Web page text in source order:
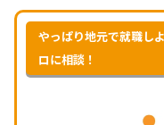
やっぱり地元で就職し
ロに相談！